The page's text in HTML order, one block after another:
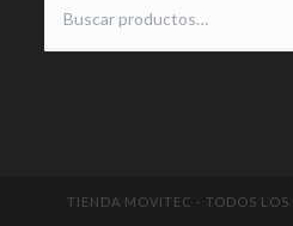
TIENDA MOVITEC - TODOS LOS